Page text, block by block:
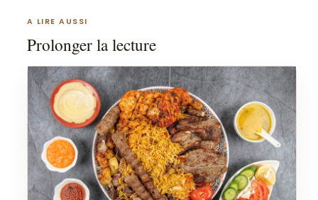
A LIRE AUSSI
Prolonger la lecture